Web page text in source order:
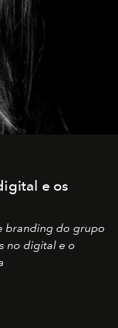
e os
branding do grupo
no digital e o